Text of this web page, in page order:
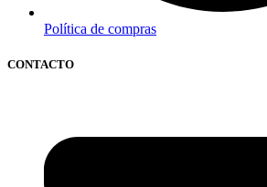
Política de compras
CONTACTO